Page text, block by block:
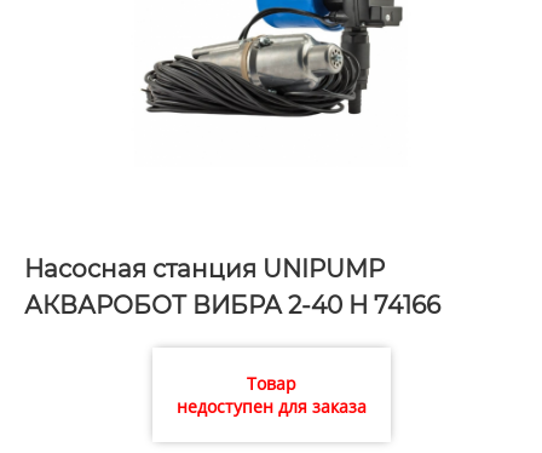
Насосная станция UNIPUMP
АКВАРОБОТ ВИБРА 2-40 Н 74166
Товар
недоступен для заказа